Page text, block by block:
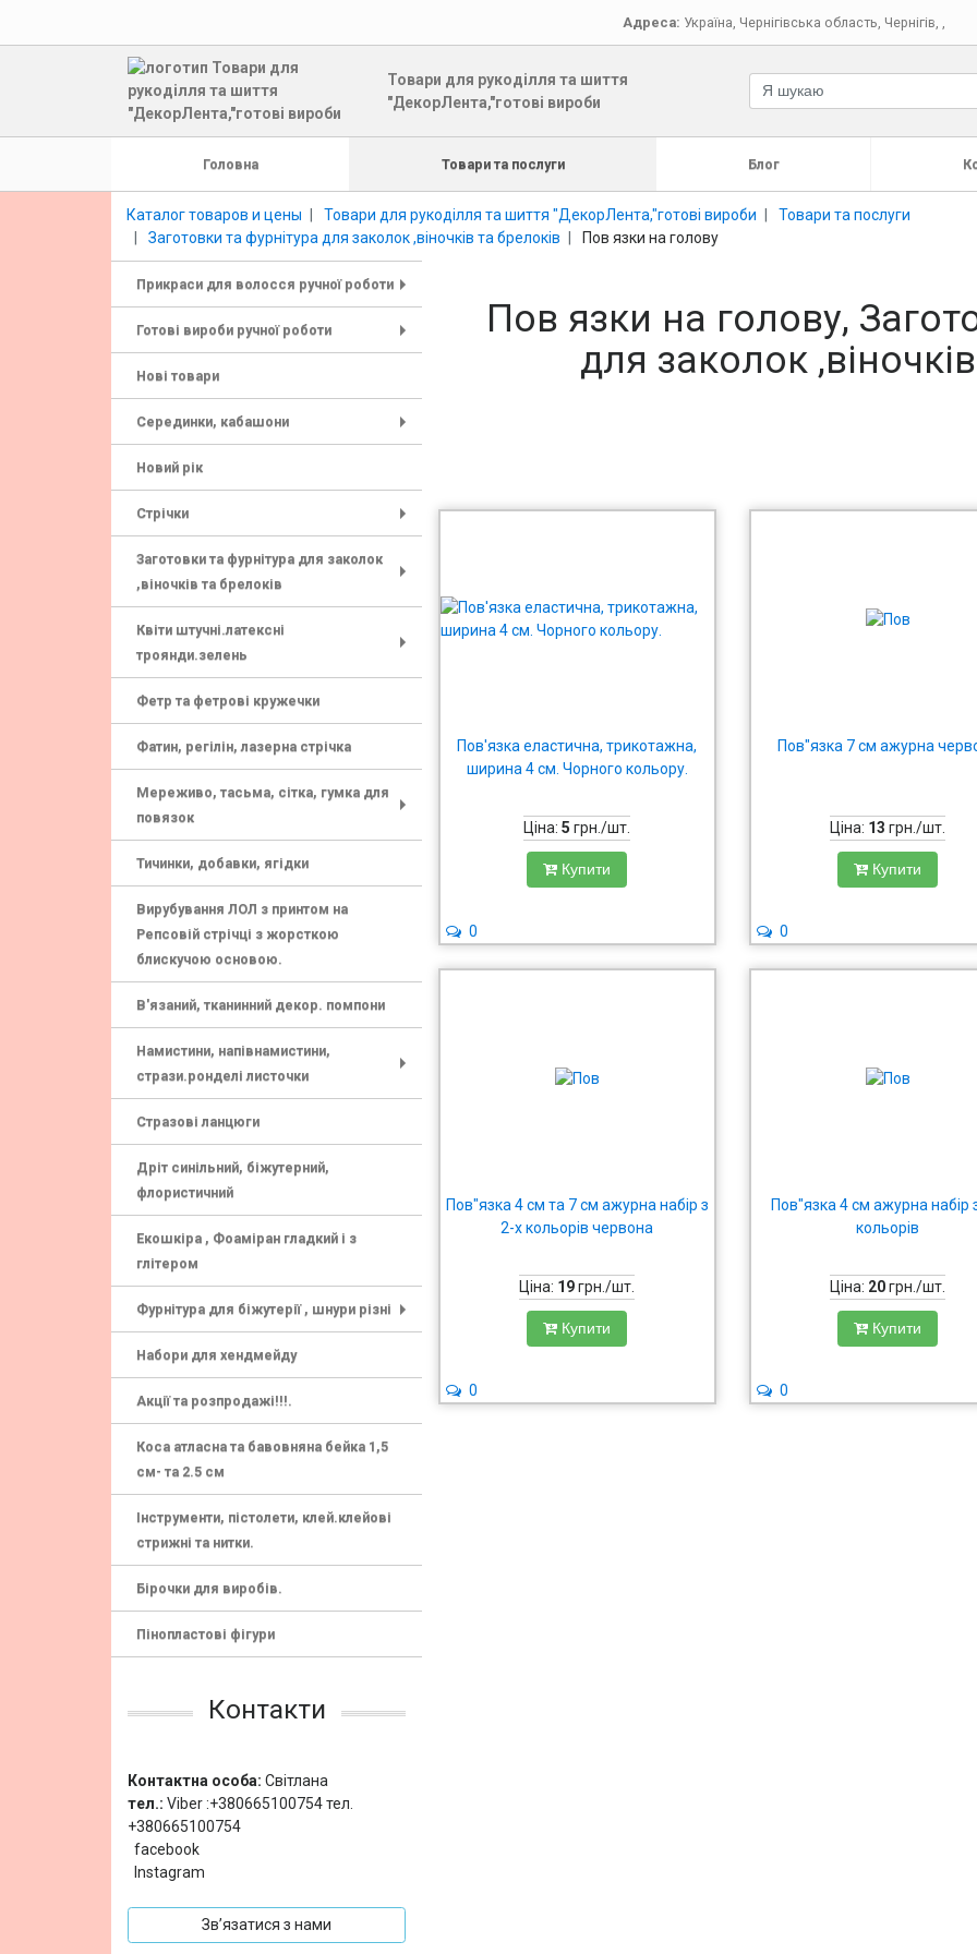
Адреса: Україна Чернігівська область Чернігів
Товари для рукоділля та шиття
"ДекорЛента,"готові вироби
Головна Товари та послуги Блог
Каталог товаров и цены Товари для рукоділля та шиття "ДекорЛента,"готові вироби
Товари та послуги
Заготовки та фурнітура для заколок ,віночків та брелоків
Пов язки на голову
Прикраси для волосся ручної роботи
Готові вироби ручної роботи
Нові товари
Серединки, кабашони
Новий рік
Стрічки
Заготовки та фурнітура для заколок
,віночків та брелоків
Квіти штучні.латексні
троянди.зелень
Фетр та фетрові кружечки
Фатин, регілін, лазерна стрічка
Мереживо, тасьма, сітка, гумка для
повязок
Тичинки, добавки, ягідки
Вирубування ЛОЛ з принтом на
Репсовій стрічці з жорсткою
блискучою основою.
В'язаний, тканинний декор. помпони
Намистини, напівнамистини,
стрази.ронделі листочки
Стразові ланцюги
Дріт синільний, біжутерний,
флористичний
Екошкіра , Фоаміран гладкий і з
глітером
Фурнітура для біжутерії , шнури різні
Набори для хендмейду
Акції та розпродажі!!!.
Коса атласна та бавовняна бейка 1,5
см- та 2.5 см
Інструменти, пістолети, клей.клейові
стрижні та нитки.
Бірочки для виробів.
Пінопластові фігури
Контакти
Контактна особа: Світлана
тел.: Viber :+380665100754 тел.
+380665100754
facebook
Instagram
Зв’язатися з нами
Пов язки на голову,
для заколок
Пов'язка еластична, трикотажна,
ширина 4 см. Чорного кольору.
Ціна:5 грн./шт.
Купити
0
Пов"язка 7 см ажурна
Ціна: 13 грн./шт.
Купити
0
Пов"язка 4 см та 7 см ажурна набір з
2-х кольорів червона
Ціна: 19грн./шт.
Купити
0
Пов"язка 4 см ажурна набір
кольорів
Ціна: 20грн./шт.
Купити
0